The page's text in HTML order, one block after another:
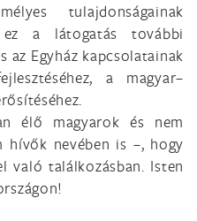
tulajdonságainak
a látogatás további
az Egyház kapcsolatainak
a magyar–
élő magyarok és nem
hívők nevében is –, hogy
való találkozásban. Isten